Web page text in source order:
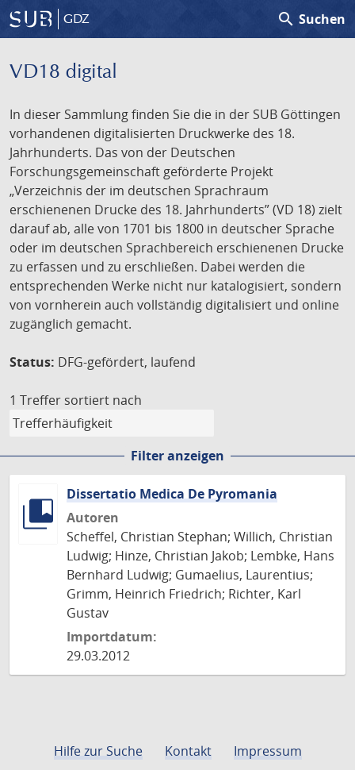
GDZ search Suchen
VD18 digital
In dieser Sammlung finden Sie die in der SUB Göttingen
vorhandenen digitalisierten Druckwerke des 18.
Jahrhunderts. Das von der Deutschen
Forschungsgemeinschaft geförderte Projekt
„Verzeichnis der im deutschen Sprachraum
erschienenen Drucke des 18. Jahrhunderts” (VD 18) zielt
darauf ab, alle von 1701 bis 1800 in deutscher Sprache
oder im deutschen Sprachbereich erschienenen Drucke
zu erfassen und zu erschließen. Dabei werden die
entsprechenden Werke nicht nur katalogisiert, sondern
von vornherein auch vollständig digitalisiert und online
zugänglich gemacht.
Status: DFG-gefördert, laufend
1 Treffer sortiert nach
Filter anzeigen
Dissertatio Medica De Pyromania
Autoren
Scheffel, Christian Stephan; Willich, Christian
Ludwig; Hinze, Christian Jakob; Lembke, Hans
Bernhard Ludwig; Gumaelius, Laurentius;
Grimm, Heinrich Friedrich; Richter, Karl
Gustav
Importdatum:
29.03.2012
Hilfe zur Suche Kontakt
Impressum